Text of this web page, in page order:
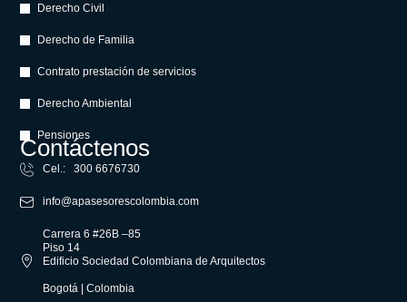
Derecho Civil
Derecho de Familia
Contrato prestación de servicios
Derecho Ambiental
Pensiones
Contáctenos
Cel.: 300 6676730
info@apasesorescolombia.com
Carrera 6 #26B –85
Piso 14
Edificio Sociedad Colombiana de Arquitectos
Bogotá | Colombia